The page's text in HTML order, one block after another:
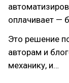
оплачивает —
Это решение
авторам и
механику, и…